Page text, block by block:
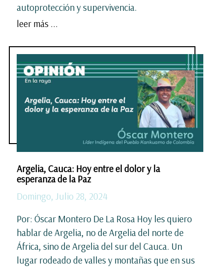
autoprotección y supervivencia.
leer más ...
Argelia, Cauca: Hoy entre el dolor y la
esperanza de la Paz
Domingo, Julio 28, 2024
Por: Óscar Montero De La Rosa Hoy les quiero
hablar de Argelia, no de Argelia del norte de
África, sino de Argelia del sur del Cauca. Un
lugar rodeado de valles y montañas que en sus